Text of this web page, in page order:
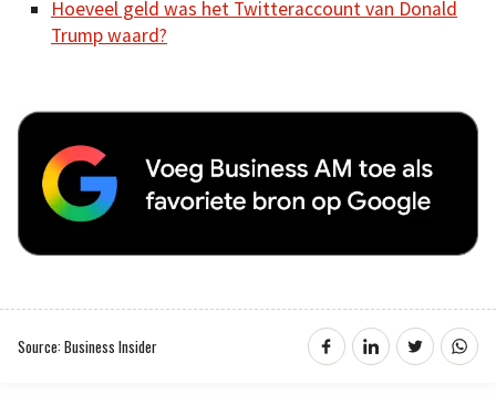
Hoeveel geld was het Twitteraccount van Donald
Trump waard?
Source: Business Insider